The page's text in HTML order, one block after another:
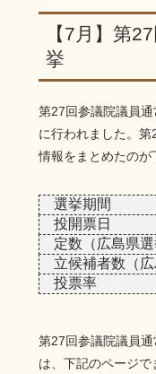
【7月】第
挙
第27回参議院議員
に行われました。
情報をまとめたのが
選挙期間
投開票日
定数（広島県選
立候補者数（広
投票率
第27回参議院議員
は、下記のページで